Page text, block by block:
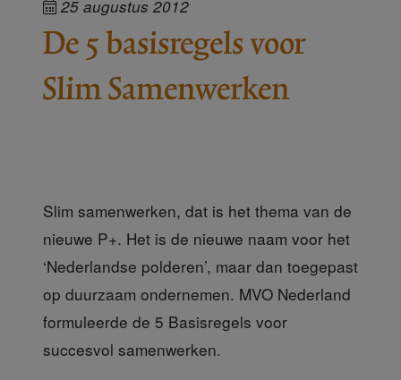
25 augustus 2012
De 5 basisregels voor
Slim Samenwerken
Slim samenwerken, dat is het thema van de
nieuwe P+. Het is de nieuwe naam voor het
‘Nederlandse polderen’, maar dan toegepast
op duurzaam ondernemen. MVO Nederland
formuleerde de 5 Basisregels voor
succesvol samenwerken.